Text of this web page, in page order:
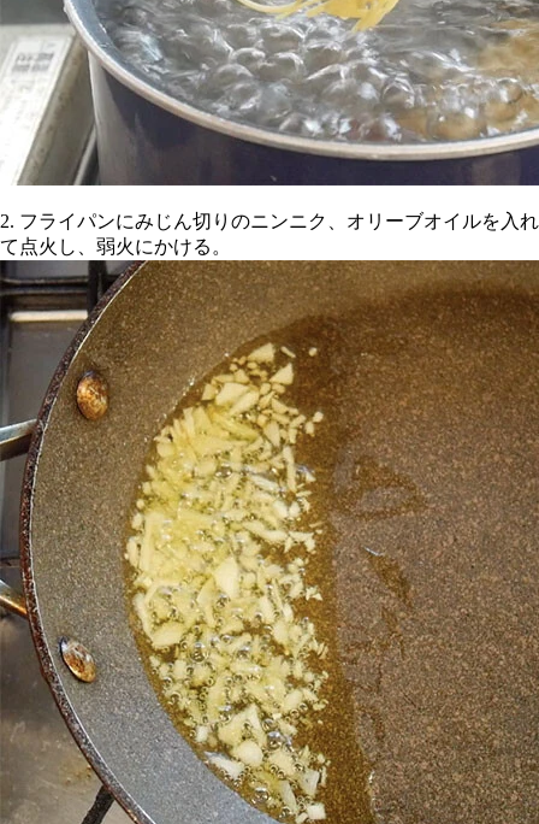
2. フライパンにみじん切りのニンニク、オリーブオイルを入れ
て点火し、弱火にかける。